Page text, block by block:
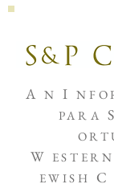
A N I
PARA S
W ESTERN
EWISH C